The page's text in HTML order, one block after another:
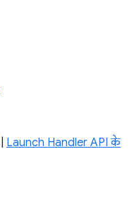
Launch Handler API के